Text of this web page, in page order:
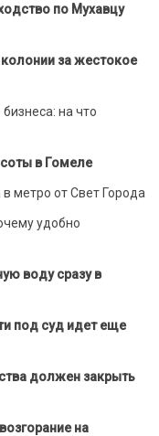
по Мухавцу
за жестокое
на что
в Гомеле
метро от Свет Города
удобно
воду сразу в
под суд идет еще
должен закрыть
на